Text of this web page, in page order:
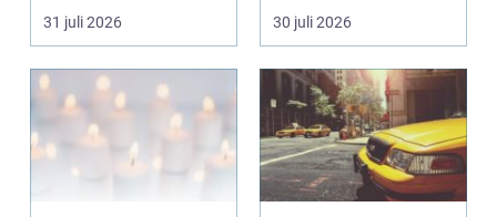
31 juli 2026
Det påverkar hur länge
gäs...
30 juli 2026